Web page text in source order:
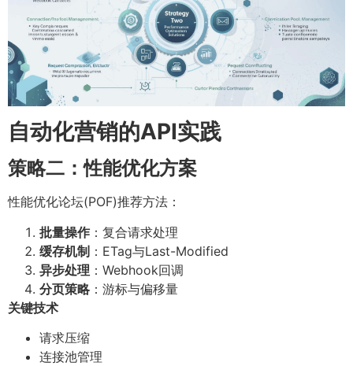
自动化营销的API实践
策略二：性能优化方案
性能优化论坛(POF)推荐方法：
批量操作 ：复合请求处理
缓存机制 ：ETag与Last-Modified
异步处理 ：Webhook回调
分页策略：游标与偏移量
关键技术
请求压缩
连接池管理